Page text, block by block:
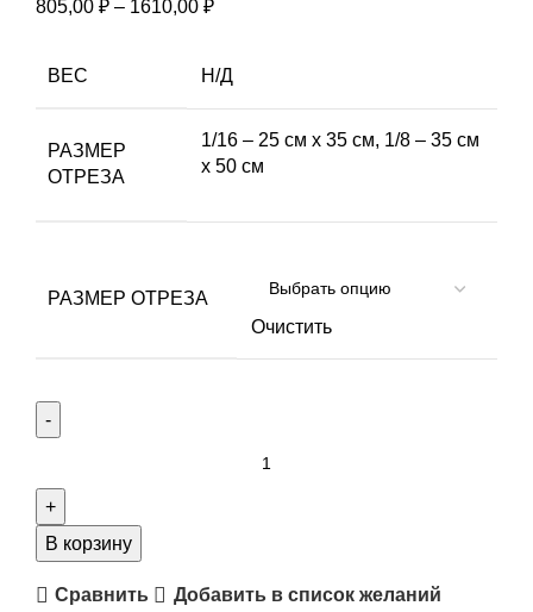
805,00 ₽ – 1610,00 ₽Диапазон
805,00 ₽
ВЕС Н/Д
РАЗМЕР
ОТРЕЗА
1/16 – 25 см х 35 см, 1/8 – 35 см
х 50 см
РАЗМЕР ОТРЕЗА
Очистить
Вискоза
Steiff
ручное
В корзину
Сравнить Добавить в список желаний